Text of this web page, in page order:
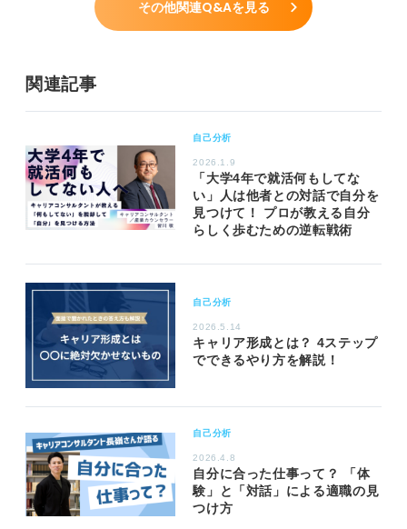
その他関連Q&Aを見る
関連記事
自己分析
2026.1.9
「大学4年で就活何もしてな
い」人は他者との対話で自分を
見つけて！ プロが教える自分
らしく歩むための逆転戦術
自己分析
2026.5.14
キャリア形成とは？ 4ステップ
でできるやり方を解説！
自己分析
2026.4.8
自分に合った仕事って？ 「体
験」と「対話」による適職の見
つけ方